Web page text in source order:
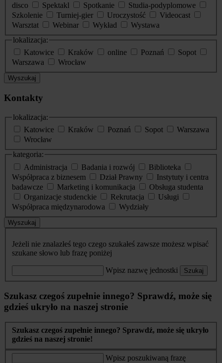
disco
Spektakl Spotkanie
Studia-podyplomowe
Szkolenie
Turniej-gier Uroczystość
Videocast
Warsztat
Webinar Wykład
Wystawa
lokalizacja:
Katowice
Kraków online Poznań
Sopot
Warszawa
Wrocław
Wyszukaj
Kontakty
lokalizacja:
Katowice
Kraków Poznań Sopot
Warszawa
Wrocław
kategoria:
Administracja
Badania i rozwój
Biblioteka
Współpraca z biznesem
Dział Prawny
Instytuty i centra
badawcze
Marketing i komunikacja
Obsługa studenta
Organizacje studenckie
Rekrutacja
Usługi
Współpraca międzynarodowa
Wydziały
Wyszukaj
Jeżeli nie znalazłeś tego czego szukałeś zawsze możesz wpisać
szukane słowo lub frazę poniżej
Wpisz nazwę jednostki Szukaj
Szukasz czegoś zupełnie innego? Sprawdź, może się
gdzieś ukryło na naszej stronie
Szukasz czegoś zupełnie innego? Sprawdź, może się ukryło
gdzieś na naszej stronie!
Wpisz poszukiwaną frazę